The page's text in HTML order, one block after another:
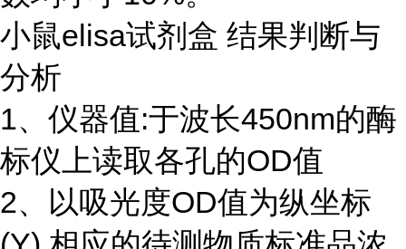
小鼠elisa试剂盒 结果判断与
分析
1、仪器值:于波长450nm的酶
标仪上读取各孔的OD值
2、以吸光度OD值为纵坐标